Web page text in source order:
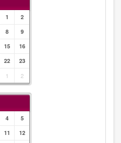
1
2
8
9
15
16
22
23
1 2
4
5
11
12